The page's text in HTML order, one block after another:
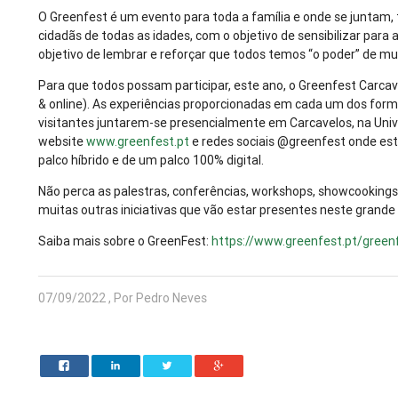
O Greenfest é um evento para toda a família e onde se
cidadãs de todas as idades, com o objetivo de sensibilizar
objetivo de lembrar e reforçar que todos temos “o poder” de
Para que todos possam participar, este ano, o Greenfest
& online). As experiências proporcionadas em cada um dos
visitantes juntarem-se presencialmente em Carcavelos, na
websitewww.greenfest.pt e redes sociais @greenfest onde
palco híbrido e de um palco 100% digital.
Não perca as palestras, conferências, workshops,
muitas outras iniciativas que vão estar presentes neste
Saiba mais sobre o GreenFest: https://www.greenfest.pt/
07/09/2022 , Por Pedro Neves